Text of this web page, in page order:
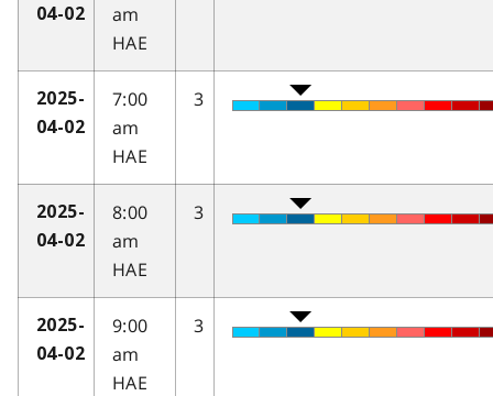
04-02
am
HAE
2025-
04-02
7:00
am
HAE
3
2025-
04-02
8:00
am
HAE
3
2025-
04-02
9:00
am
HAE
3